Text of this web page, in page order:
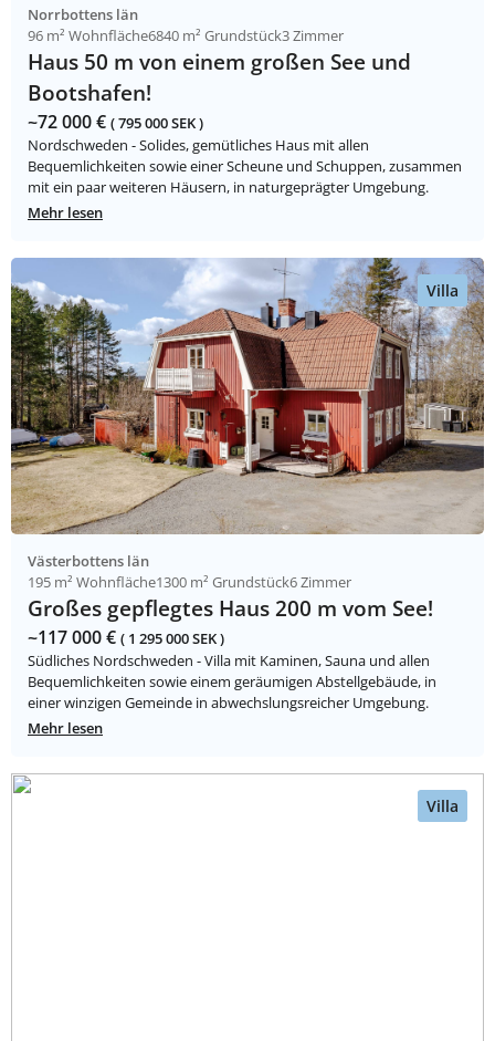
Norrbottens län
96 m² Wohnfläche6840 m² Grundstück3 Zimmer
Haus 50 m von einem großen See und
Bootshafen!
~72 000 € ( 795 000 SEK )
Nordschweden - Solides, gemütliches Haus mit allen
Bequemlichkeiten sowie einer Scheune und Schuppen, zusammen
mit ein paar weiteren Häusern, in naturgeprägter Umgebung.
Mehr lesen
Villa
Västerbottens län
195 m² Wohnfläche1300 m² Grundstück6 Zimmer
Großes gepflegtes Haus 200 m vom See!
~117 000 € ( 1 295 000 SEK )
Südliches Nordschweden - Villa mit Kaminen, Sauna und allen
Bequemlichkeiten sowie einem geräumigen Abstellgebäude, in
einer winzigen Gemeinde in abwechslungsreicher Umgebung.
Mehr lesen
Villa